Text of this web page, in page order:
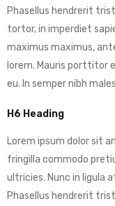
Phasellus hendrerit
tortor, in imperdiet
maximus maximus,
lorem. Mauris porttitor
eu. In semper nibh
H6 Heading
Lorem ipsum dolor sit
fringilla commodo
ultricies. Nunc in ligula
Phasellus hendrerit